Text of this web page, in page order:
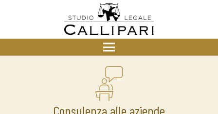
Consulenza alle aziende